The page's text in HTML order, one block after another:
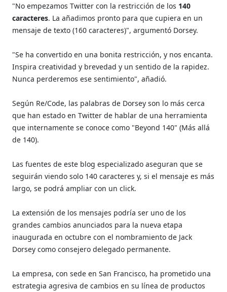
"No empezamos Twitter con la restricción de los 140
caracteres. La añadimos pronto para que cupiera en un
mensaje de texto (160 caracteres)", argumentó Dorsey.
"Se ha convertido en una bonita restricción, y nos encanta.
Inspira creatividad y brevedad y un sentido de la rapidez.
Nunca perderemos ese sentimiento", añadió.
Según Re/Code, las palabras de Dorsey son lo más cerca
que han estado en Twitter de hablar de una herramienta
que internamente se conoce como "Beyond 140" (Más allá
de 140).
Las fuentes de este blog especializado aseguran que se
seguirán viendo solo 140 caracteres y, si el mensaje es más
largo, se podrá ampliar con un click.
La extensión de los mensajes podría ser uno de los
grandes cambios anunciados para la nueva etapa
inaugurada en octubre con el nombramiento de Jack
Dorsey como consejero delegado permanente.
La empresa, con sede en San Francisco, ha prometido una
estrategia agresiva de cambios en su línea de productos